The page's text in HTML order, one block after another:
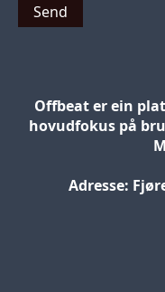
Send
Offbeat er ein
hovudfokus på
Adresse: